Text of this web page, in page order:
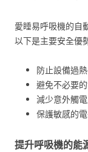
愛睡易呼吸機的自
以下是主要安全優
防止設備過熱
避免不必要
減少意外觸
保護敏感的
提升呼吸機的能